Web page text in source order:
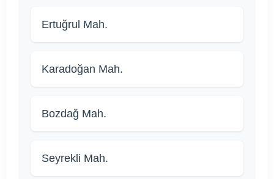
Ertuğrul Mah.
Karadoğan Mah.
Bozdağ Mah.
Seyrekli Mah.